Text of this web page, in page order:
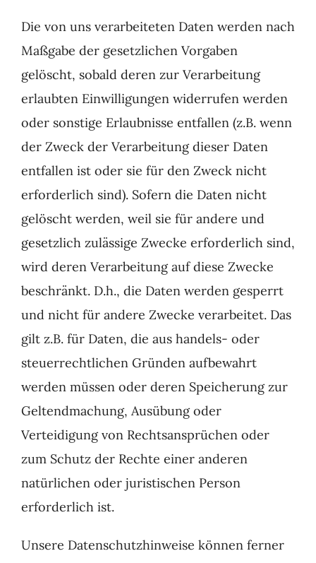
Die von uns verarbeiteten Daten werden nach
Maßgabe der gesetzlichen Vorgaben
gelöscht, sobald deren zur Verarbeitung
erlaubten Einwilligungen widerrufen werden
oder sonstige Erlaubnisse entfallen (z.B. wenn
der Zweck der Verarbeitung dieser Daten
entfallen ist oder sie für den Zweck nicht
erforderlich sind). Sofern die Daten nicht
gelöscht werden, weil sie für andere und
gesetzlich zulässige Zwecke erforderlich sind,
wird deren Verarbeitung auf diese Zwecke
beschränkt. D.h., die Daten werden gesperrt
und nicht für andere Zwecke verarbeitet. Das
gilt z.B. für Daten, die aus handels- oder
steuerrechtlichen Gründen aufbewahrt
werden müssen oder deren Speicherung zur
Geltendmachung, Ausübung oder
Verteidigung von Rechtsansprüchen oder
zum Schutz der Rechte einer anderen
natürlichen oder juristischen Person
erforderlich ist.
Unsere Datenschutzhinweise können ferner